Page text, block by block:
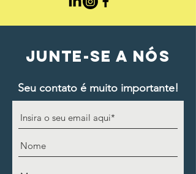
JUNTE-SE A NÓS
Seu contato é muito importante!